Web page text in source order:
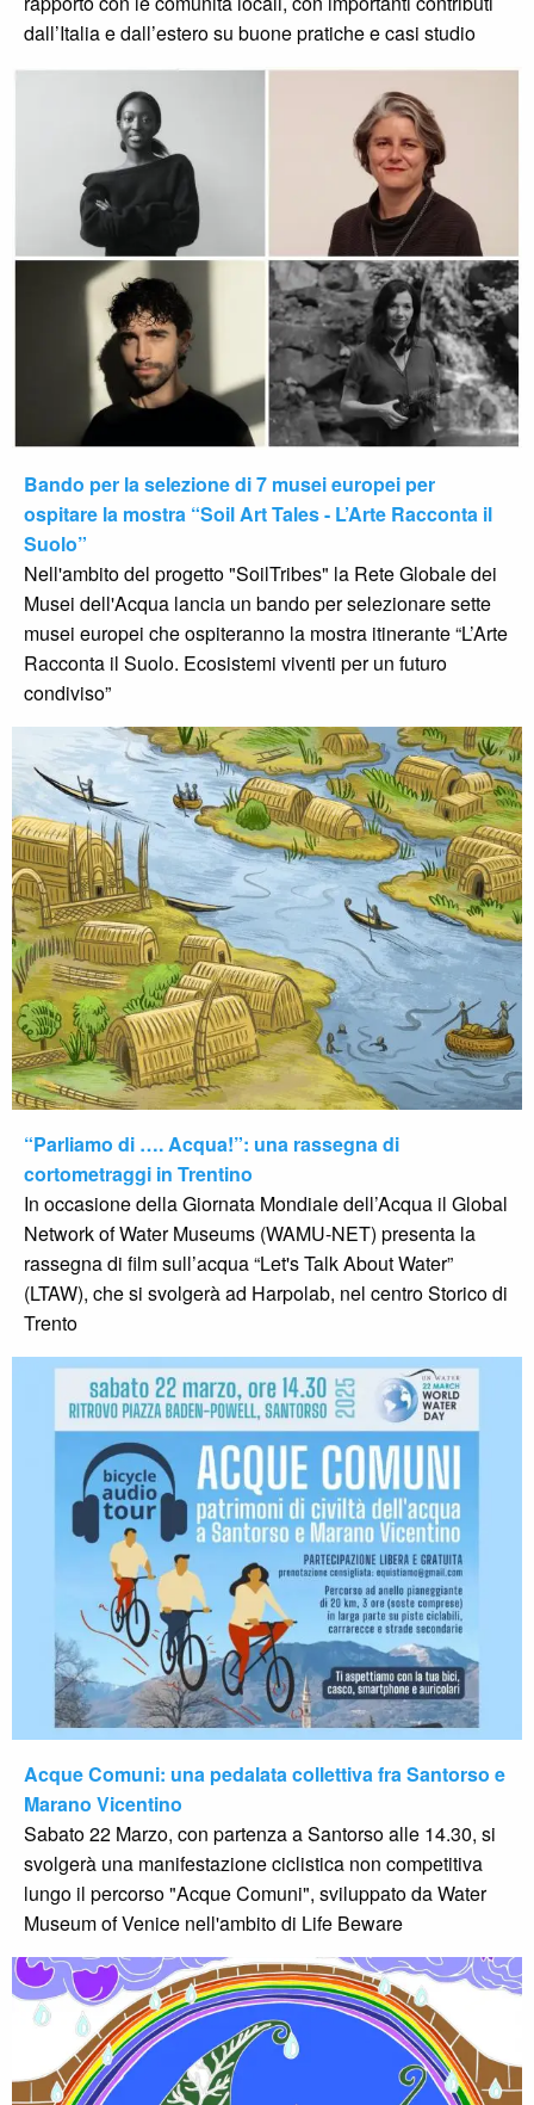
dall’Italia e dall’estero su buone pratiche e casi studio
Bando per la selezione di 7 musei europei per
ospitare la mostra “Soil Art Tales - L’Arte Racconta il
Suolo”
Nell'ambito del progetto "SoilTribes" la Rete Globale dei
Musei dell'Acqua lancia un bando per selezionare sette
musei europei che ospiteranno la mostra itinerante “L’Arte
Racconta il Suolo. Ecosistemi viventi per un futuro
condiviso”
“Parliamo di …. Acqua!”: una rassegna di
cortometraggi in Trentino
In occasione della Giornata Mondiale dell’Acqua il Global
Network of Water Museums (WAMU-NET) presenta la
rassegna di film sull’acqua “Let's Talk About Water”
(LTAW), che si svolgerà ad Harpolab, nel centro Storico di
Trento
Acque Comuni: una pedalata collettiva fra Santorso e
Marano Vicentino
Sabato 22 Marzo, con partenza a Santorso alle 14.30, si
svolgerà una manifestazione ciclistica non competitiva
lungo il percorso "Acque Comuni", sviluppato da Water
Museum of Venice nell'ambito di Life Beware